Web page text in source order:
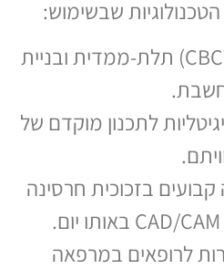
הטכנולוגיות שבשימוש:
סריקת ברקפת (CBCT) תלת-ממדית ובניית
לתכנון מוקדם של
קבועים בזכוכית חרסינה
לרופאים במרפאה